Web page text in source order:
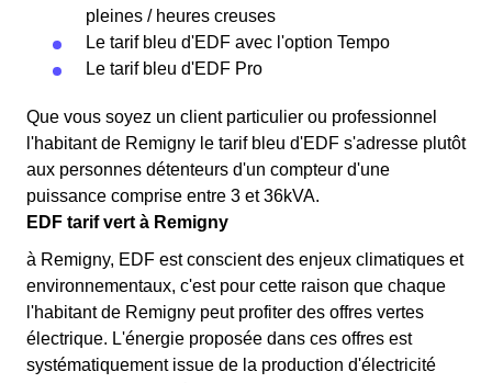
pleines / heures creuses
Le tarif bleu d'EDF avec l'option Tempo
Le tarif bleu d'EDF Pro
Que vous soyez un client particulier ou professionnel
l'habitant de Remigny le tarif bleu d'EDF s'adresse plutôt
aux personnes détenteurs d'un compteur d'une
puissance comprise entre 3 et 36kVA.
EDF tarif vert à Remigny
à Remigny, EDF est conscient des enjeux climatiques et
environnementaux, c'est pour cette raison que chaque
l'habitant de Remigny peut profiter des offres vertes
électrique. L'énergie proposée dans ces offres est
systématiquement issue de la production d'électricité